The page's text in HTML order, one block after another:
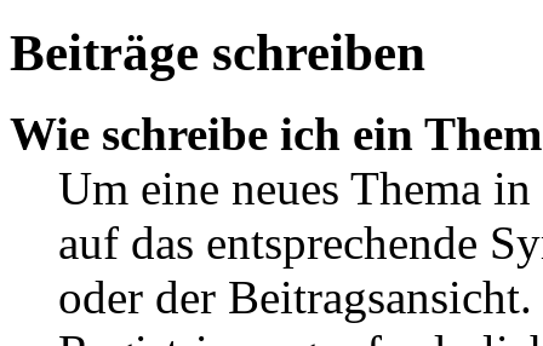
Beiträge schreiben
Wie schreibe ich ein
Um eine neues Thema
auf das entsprechende
oder der